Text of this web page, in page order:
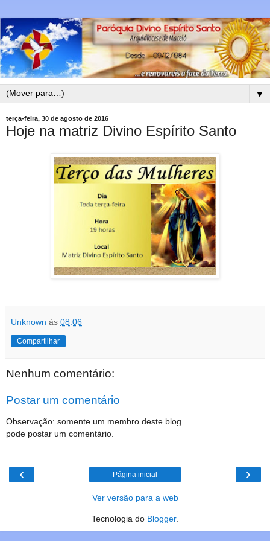
▼
terça-feira, 30 de agosto de 2016
Hoje na matriz Divino Espírito Santo
Unknown às 08:06
Compartilhar
Nenhum comentário:
Postar um comentário
Observação: somente um membro deste blog
pode postar um comentário.
‹ ›
Página inicial
Ver versão para a web
Tecnologia do Blogger.